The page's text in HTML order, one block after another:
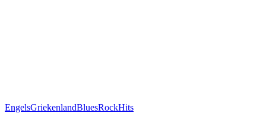
EngelsGriekenlandBluesRockHits